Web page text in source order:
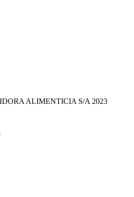
ALIMENTICIA S/A 2023